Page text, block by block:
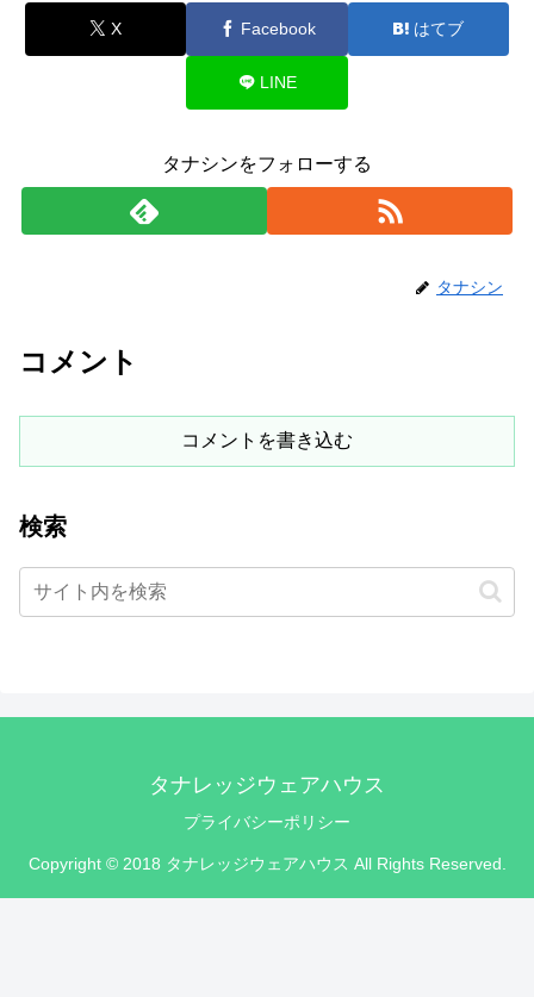
X Facebook はてブ
LINE
タナシンをフォローする
タナシン
コメント
コメントを書き込む
検索
タナレッジウェアハウス
プライバシーポリシー
Copyright © 2018 タナレッジウェアハウス All Rights Reserved.